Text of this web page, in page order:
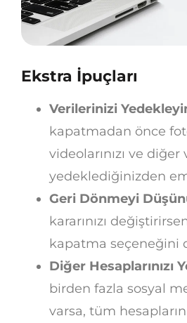
Ekstra İpuçları
Verilerinizi
kapatmadan önce
videolarınızı ve
yedeklediğinizden
Geri Dönmeyi
kararınızı
kapatma seçeneğini
Diğer Hesaplarınızı
birden fazla sosyal
varsa, tüm